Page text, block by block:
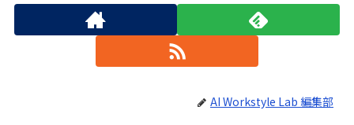
AI Workstyle Lab 編集部